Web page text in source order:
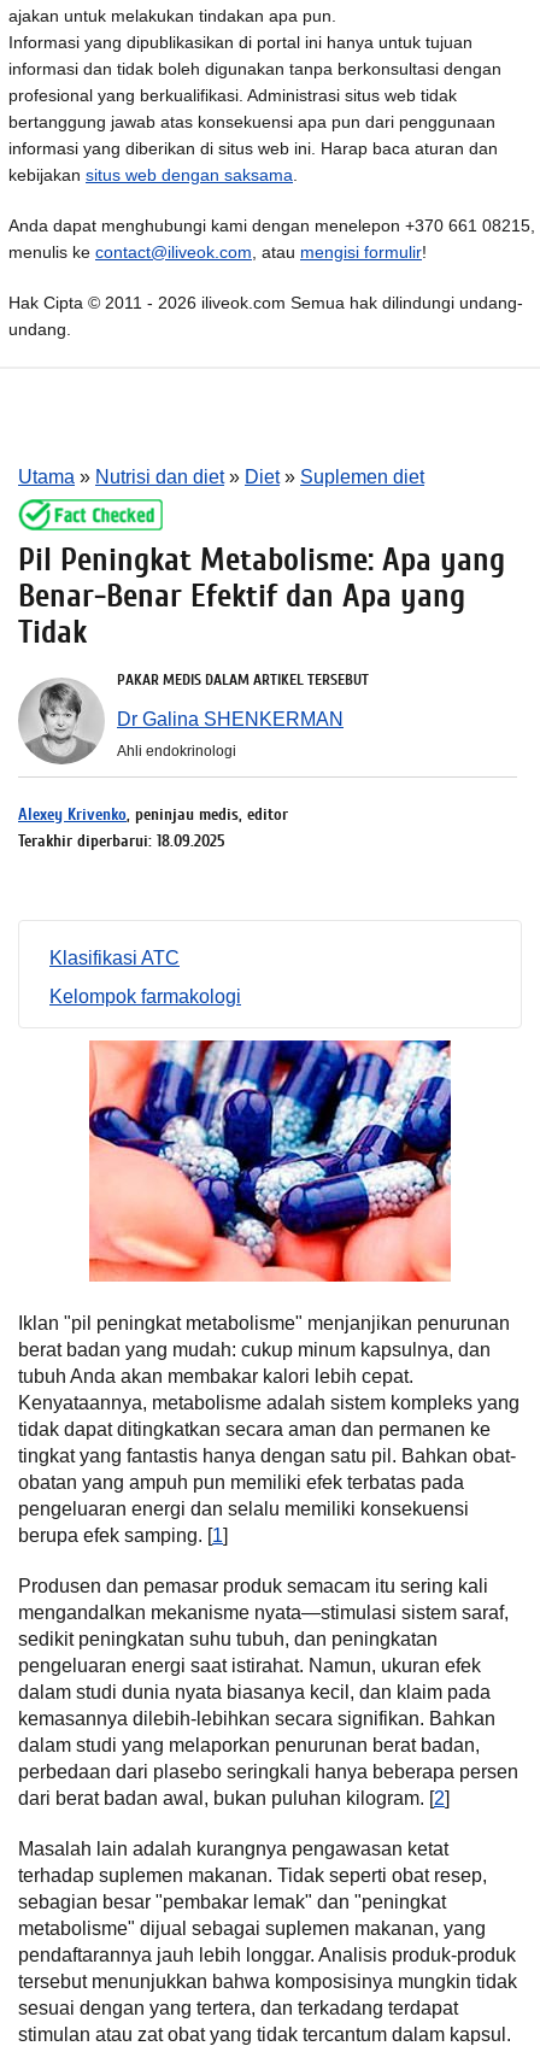
ajakan untuk melakukan tindakan apa pun.
Informasi yang dipublikasikan di portal ini hanya untuk tujuan
informasi dan tidak boleh digunakan tanpa berkonsultasi dengan
profesional yang berkualifikasi. Administrasi situs web tidak
bertanggung jawab atas konsekuensi apa pun dari penggunaan
informasi yang diberikan di situs web ini. Harap baca aturan dan
kebijakan situs web dengan saksama
Anda dapat menghubungi kami dengan menelepon +370 661 08215,
menulis ke contact@iliveok.com , atau mengisi formulir!
Hak Cipta © 2011 - 2026 iliveok.com Semua hak dilindungi undang-
undang.
Utama » Nutrisi dan diet» Diet» Suplemen diet
Pil Peningkat Metabolisme: Apa yang
Benar-Benar Efektif dan Apa yang
Tidak
PAKAR MEDIS DALAM ARTIKEL TERSEBUT
Dr Galina SHENKERMAN
Ahli endokrinologi
Alexey Krivenko, peninjau medis, editor
Terakhir diperbarui: 18.09.2025
Klasifikasi ATC
Kelompok farmakologi
Iklan "pil peningkat metabolisme" menjanjikan penurunan
berat badan yang mudah: cukup minum kapsulnya, dan
tubuh Anda akan membakar kalori lebih cepat.
Kenyataannya, metabolisme adalah sistem kompleks yang
tidak dapat ditingkatkan secara aman dan permanen ke
tingkat yang fantastis hanya dengan satu pil. Bahkan obat-
obatan yang ampuh pun memiliki efek terbatas pada
pengeluaran energi dan selalu memiliki konsekuensi
berupa efek samping. [1]
Produsen dan pemasar produk semacam itu sering kali
mengandalkan mekanisme nyata—stimulasi sistem saraf,
sedikit peningkatan suhu tubuh, dan peningkatan
pengeluaran energi saat istirahat. Namun, ukuran efek
dalam studi dunia nyata biasanya kecil, dan klaim pada
kemasannya dilebih-lebihkan secara signifikan. Bahkan
dalam studi yang melaporkan penurunan berat badan,
perbedaan dari plasebo seringkali hanya beberapa persen
dari berat badan awal, bukan puluhan kilogram. [2]
Masalah lain adalah kurangnya pengawasan ketat
terhadap suplemen makanan. Tidak seperti obat resep,
sebagian besar "pembakar lemak" dan "peningkat
metabolisme" dijual sebagai suplemen makanan, yang
pendaftarannya jauh lebih longgar. Analisis produk-produk
tersebut menunjukkan bahwa komposisinya mungkin tidak
sesuai dengan yang tertera, dan terkadang terdapat
stimulan atau zat obat yang tidak tercantum dalam kapsul.